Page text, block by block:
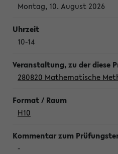
Montag, 10. August 2026
10-14
280820 Mathematische
H10
-